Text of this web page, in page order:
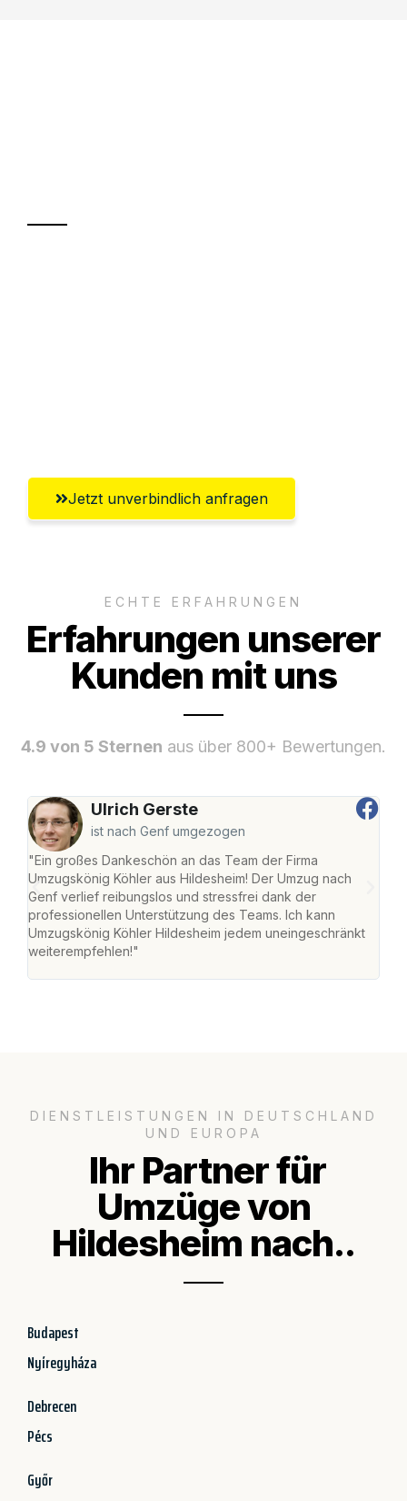
Jetzt unverbindlich anfragen
ECHTE ERFAHRUNGEN
Erfahrungen unserer
Kunden mit uns
4.9 von 5 Sternen aus über 800+ Bewertungen.
Ulrich Gerste
ist nach Genf umgezogen
"Ein großes Dankeschön an das Team der Firma
Umzugskönig Köhler aus Hildesheim! Der Umzug nach
Genf verlief reibungslos und stressfrei dank der
professionellen Unterstützung des Teams. Ich kann
Umzugskönig Köhler Hildesheim jedem uneingeschränkt
weiterempfehlen!"
DIENSTLEISTUNGEN IN DEUTSCHLAND
UND EUROPA
Ihr Partner für
Umzüge von
Hildesheim nach..
Budapest
Nyíregyháza
Debrecen
Pécs
Győr